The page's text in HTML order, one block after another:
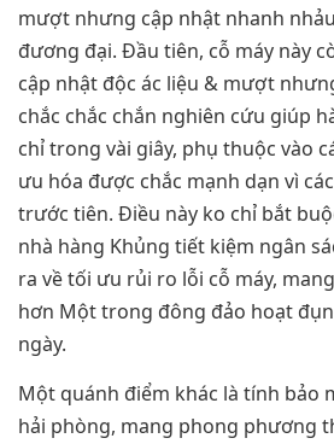
mượt nhưng cập nhật nhanh
đương đại. Đầu tiên, cỗ máy này
cập nhật độc ác liệu & mượt
chắc chắc chắn nghiên cứu giúp
chỉ trong vài giây, phụ thuộc vào
ưu hóa được chắc mạnh dạn vì
trước tiên. Điều này ko chỉ bắt
nhà hàng Khủng tiết kiệm ngân
ra về tối ưu rủi ro lỗi cỗ máy,
hơn Một trong đông đảo hoạt
ngày.
Một quánh điểm khác là tính bảo
hải phòng, mang phong phương